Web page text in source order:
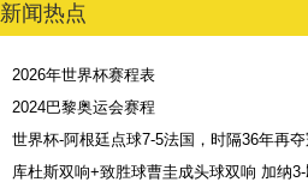
新闻热点
2026年世界杯赛程表
2024巴黎奥运会赛程
库杜斯双响+致胜球曹圭成头球双响 加纳